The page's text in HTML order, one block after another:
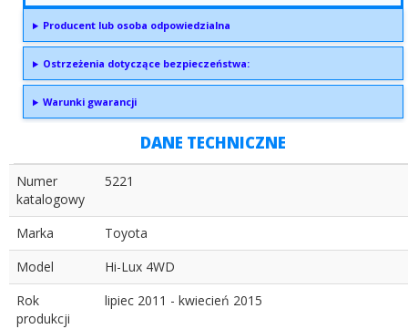
Producent lub osoba odpowiedzialna
Ostrzeżenia dotyczące bezpieczeństwa:
Warunki gwarancji
DANE TECHNICZNE
Numer
katalogowy
5221
Marka
Toyota
Model
Hi-Lux 4WD
Rok
produkcji
lipiec 2011 - kwiecień 2015